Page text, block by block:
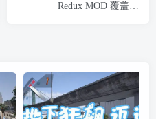
Redux MOD 覆盖版